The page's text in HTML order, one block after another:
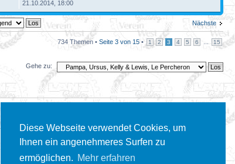
Diese Webseite verwendet Cookies, um
Ihnen ein angenehmeres Surfen zu
ermöglichen. Mehr erfahren
21.10.2014, 18:00
Nächste
734 Themen • Seite 3 von 15 • 1 2 3 4 5 6 15
Gehe zu: